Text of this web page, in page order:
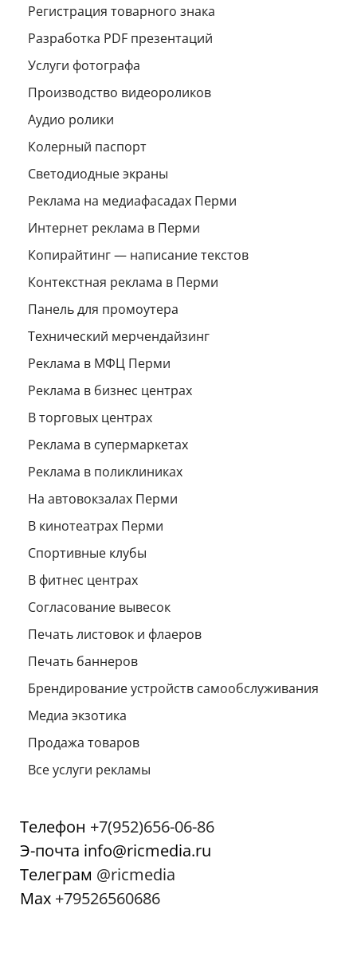
Регистрация товарного знака
Разработка PDF презентаций
Услуги фотографа
Производство видеороликов
Аудио ролики
Колерный паспорт
Светодиодные экраны
Реклама на медиафасадах Перми
Интернет реклама в Перми
Копирайтинг — написание текстов
Контекстная реклама в Перми
Панель для промоутера
Технический мерчендайзинг
Реклама в МФЦ Перми
Реклама в бизнес центрах
В торговых центрах
Реклама в супермаркетах
Реклама в поликлиниках
На автовокзалах Перми
В кинотеатрах Перми
Спортивные клубы
В фитнес центрах
Согласование вывесок
Печать листовок и флаеров
Печать баннеров
Брендирование устройств самообслуживания
Медиа экзотика
Продажа товаров
Все услуги рекламы
Телефон +7(952)656-06-86
Э-почта info@ricmedia.ru
Телеграм @ricmedia
Мах +79526560686